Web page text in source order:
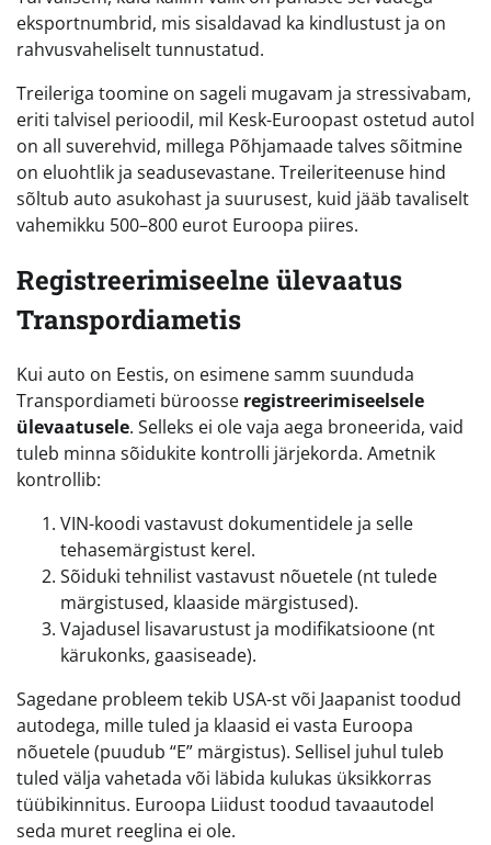
eksportnumbrid, mis sisaldavad ka kindlustust ja on
rahvusvaheliselt tunnustatud.
Treileriga toomine on sageli mugavam ja stressivabam,
eriti talvisel perioodil, mil Kesk-Euroopast ostetud autol
on all suverehvid, millega Põhjamaade talves sõitmine
on eluohtlik ja seadusevastane. Treileriteenuse hind
sõltub auto asukohast ja suurusest, kuid jääb tavaliselt
vahemikku 500–800 eurot Euroopa piires.
Registreerimiseelne ülevaatus
Transpordiametis
Kui auto on Eestis, on esimene samm suunduda
Transpordiameti büroosse registreerimiseelsele
ülevaatusele. Selleks ei ole vaja aega broneerida, vaid
tuleb minna sõidukite kontrolli järjekorda. Ametnik
kontrollib:
VIN-koodi vastavust dokumentidele ja selle
tehasemärgistust kerel.
Sõiduki tehnilist vastavust nõuetele (nt tulede
märgistused, klaaside märgistused).
Vajadusel lisavarustust ja modifikatsioone (nt
kärukonks, gaasiseade).
Sagedane probleem tekib USA-st või Jaapanist toodud
autodega, mille tuled ja klaasid ei vasta Euroopa
nõuetele (puudub “E” märgistus). Sellisel juhul tuleb
tuled välja vahetada või läbida kulukas üksikkorras
tüübikinnitus. Euroopa Liidust toodud tavaautodel
seda muret reeglina ei ole.